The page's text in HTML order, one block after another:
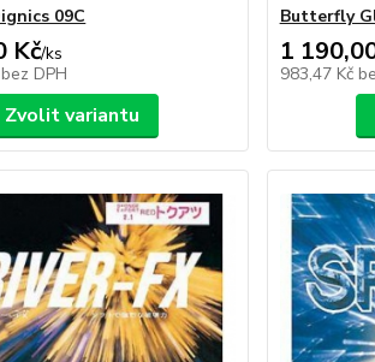
09C
Kč/ks
bez DPH
Zvolit variantu
Butterfly
1
983,47 Kč